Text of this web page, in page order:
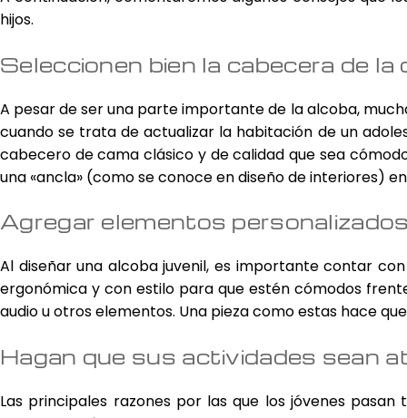
múltiples
opciones
pueden
elegir
en
la
de
múltiples
pueden
elegir
en
la
de
hijos.
Seleccionen bien la cabecera de la
A pesar de ser una parte importante de la alcoba,
cuando se trata de actualizar la habitación de un
cabecero de cama clásico y de calidad que sea
una «ancla» (como se conoce en diseño de interiores)
Agregar elementos
Al diseñar una alcoba juvenil, es importante contar
ergonómica y con estilo para que estén cómodos
audio u otros elementos. Una pieza como estas hace
Hagan que sus actividades sean
Las principales razones por las que los jóvenes